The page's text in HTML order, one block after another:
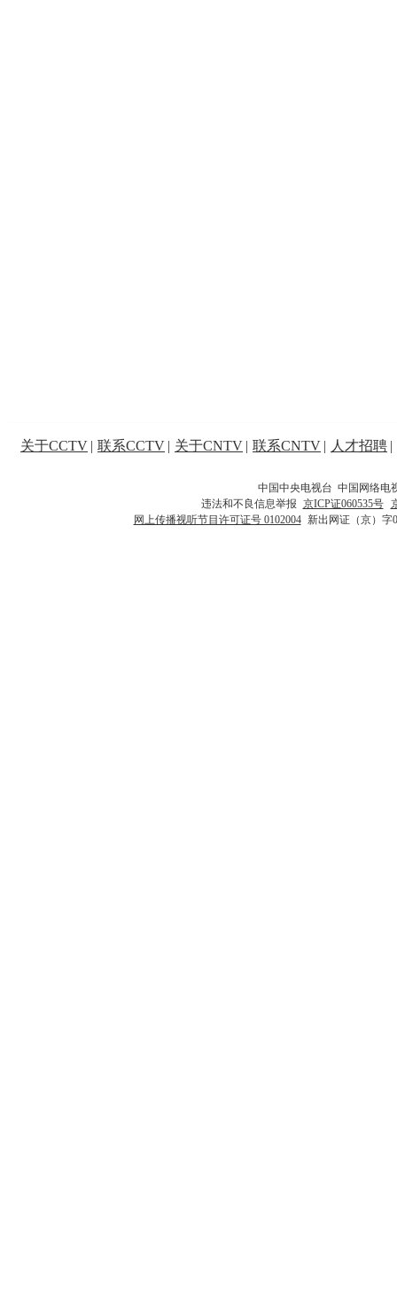
关于CCTV | 联系CCTV | 关于CNTV | 联系CNTV | 人才招聘 |
中国中央电视台 中国网络电
违法和不良信息举报 京ICP证060535号
网上传播视听节目许可证号 0102004 新出网证（京）